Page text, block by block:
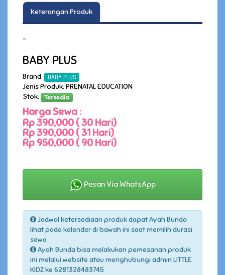
Keterangan Produk
-
BABY PLUS
Brand: BABY PLUS
Jenis Produk: PRENATAL EDUCATION
Stok:
Tersedia
Harga Sewa :
Rp 390,000 ( 30 Hari)
Rp 390,000 ( 31 Hari)
Rp 950,000 ( 90 Hari)
Pesan Via WhatsApp
Jadwal ketersediaan produk dapat Ayah Bunda
lihat pada kalender di bawah ini saat memilih durasi
sewa
Ayah Bunda bisa melakukan pemesanan produk
ini melalui website atau menghubungi admin LITTLE
KIDZ ke 6281328483745